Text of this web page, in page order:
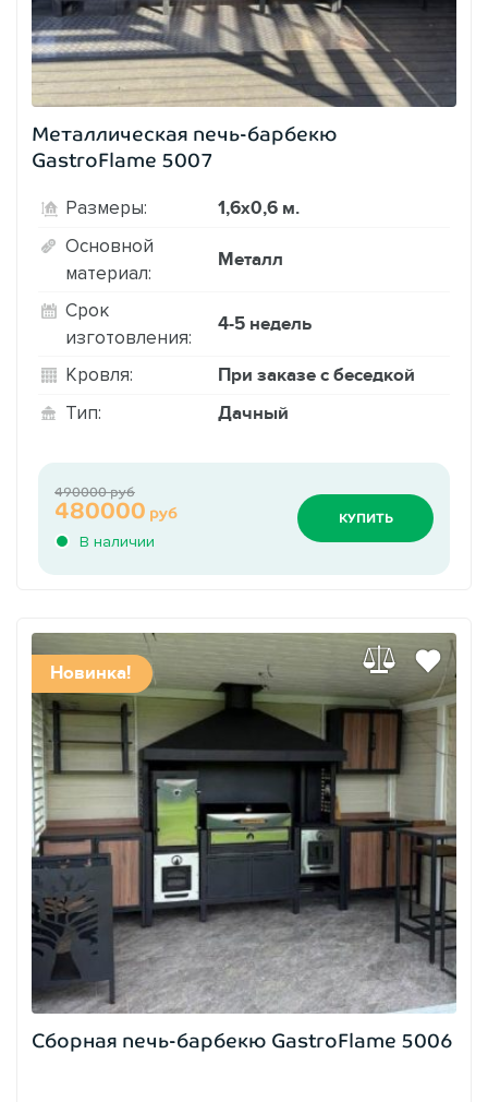
Металлическая печь-барбекю
GastroFlame 5007
Размеры: 1,6х0,6 м.
Основной
материал:
Металл
Срок
изготовления:
4-5 недель
Кровля: При заказе с беседкой
Тип: Дачный
В наличии
480000 руб
490000 руб
КУПИТЬ
Новинка!
Сборная печь-барбекю GastroFlame 5006